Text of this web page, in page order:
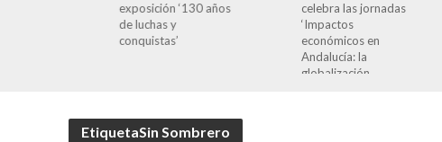
exposición ‘130 años
de luchas y
conquistas’
celebra las jornadas
‘Impactos
económicos en
Andalucía: la
globalización
EtiquetaSin Sombrero